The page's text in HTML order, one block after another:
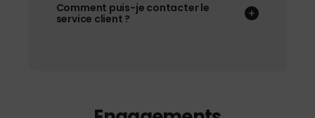
Comment puis-je contacter le
service client ?